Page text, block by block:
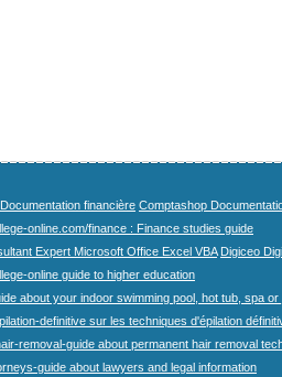
financière Comptashop
online.com/finance : Finance studies guide
Expert Microsoft Office Excel VBA Digiceo
online guide to higher education
about your indoor swimming pool, hot tub, spa
definitive sur les techniques d'épilation
removal-guide about permanent hair removal
guide about lawyers and legal information